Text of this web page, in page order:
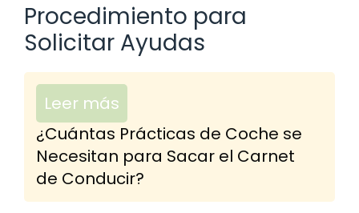
Procedimiento para
Solicitar Ayudas
Leer más
¿Cuántas Prácticas de Coche se
Necesitan para Sacar el Carnet
de Conducir?